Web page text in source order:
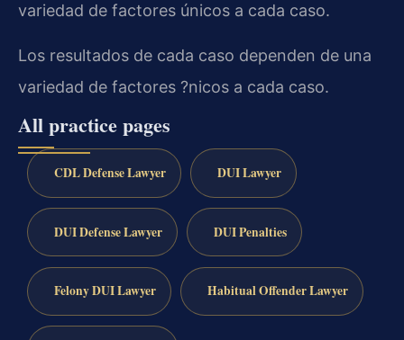
variedad de factores únicos a cada caso.
Los resultados de cada caso dependen de una
variedad de factores ?nicos a cada caso.
All practice pages
CDL Defense Lawyer DUI Lawyer
DUI Defense Lawyer DUI Penalties
Felony DUI Lawyer Habitual Offender Lawyer